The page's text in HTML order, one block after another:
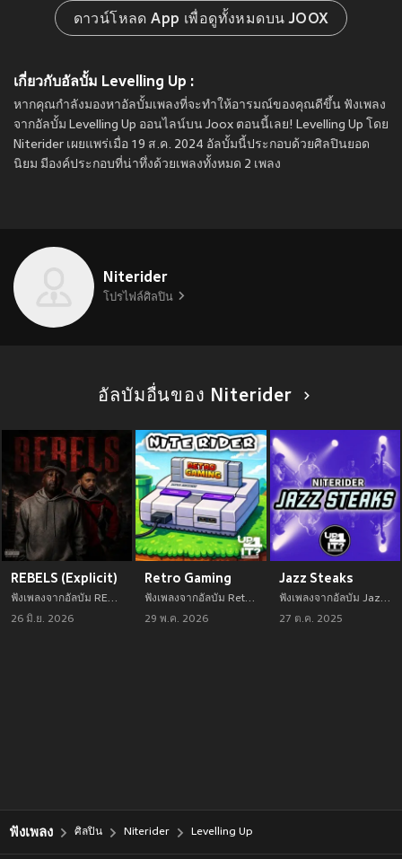
ดาวน์โหลด App เพื่อดูทั้งหมดบน JOOX
เกี่ยวกับอัลบั้ม Levelling Up :
หากคุณกำลังมองหาอัลบั้มเพลงที่จะทำให้อารมณ์ของคุณดีขึ้น ฟังเพลง
จากอัลบั้ม Levelling Up ออนไลน์บน Joox ตอนนี้เลย! Levelling Up โดย
Niterider เผยแพร่เมื่อ 19 ส.ค. 2024 อัลบั้มนี้ประกอบด้วยศิลปินยอด
นิยม มีองค์ประกอบที่น่าทึ่งด้วยเพลงทั้งหมด 2 เพลง
Niterider
โปรไฟล์ศิลปิน
อัลบัมอื่นของ Niterider
REBELS (Explicit)
ฟังเพลงจากอัลบัม REBELS (Explicit) เพลงใหม่จาก Niterider อัพเดทเพลงใหม่ล่าสุดก่อนใคร ตลอดปี 2021
26 มิ.ย. 2026
Retro Gaming
ฟังเพลงจากอัลบัม Retro Gaming เพลงใหม่จาก Niterider อัพเดทเพลงใหม่ล่าสุดก่อนใคร ตลอดปี 2021
29 พ.ค. 2026
Jazz Steaks
ฟังเพลงจากอัลบัม Jazz Steaks เพลงใหม่จาก Niterider อัพเดทเพลงใหม่ล่าสุดก่อนใคร ตลอดปี 2021
27 ต.ค. 2025
ฟังเพลง ศิลปิน Niterider Levelling Up